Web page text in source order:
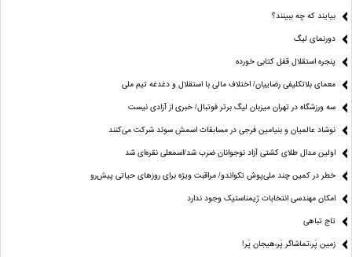
بیایند که چه ببینند؟
دورنمای لیگ
پنجره‌ استقلال قفل کتابی خورده
معمای بلاتکلیفی رضاییان/ اختلاف مالی با استقلال و دغدغه تیم ملی
سه ورزشگاه در تهران میزبان لیگ برتر فوتبال/ خبری از آزادی نیست
نوشاد عالمیان و بنیامین فرجی در مسابقات اسمش سوئد شرکت می‌کنند
اولین مدال طلای کشتی آزاد نوجوانان ضرب شد/اسمعلی نقره‌ای شد
خطر در کمین چند ملی‌پوش تکواندو/ مراقبت ویژه برای روزهای حیاتی پیش‌رو
امکان مهندسی انتخابات ژیمناستیک وجود ندارد
تاج تباهی
زمین پَر،تماشاگر پَر،هیجان پَر!